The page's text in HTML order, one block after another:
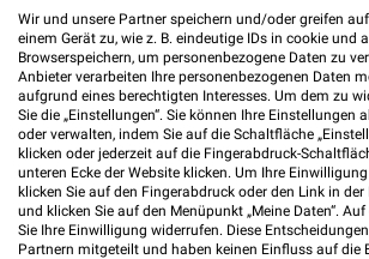
Jetzt alle "Handy & Smartphone" Themen
Wir und unsere Partner speichern und/oder greifen
einem Gerät zu, wie z. B. eindeutige IDs in cookie und
Browserspeichern, um personenbezogene Daten zu
Anbieter verarbeiten Ihre personenbezogenen Daten
aufgrund eines berechtigten Interesses. Um dem zu
Sie die „Einstellungen“. Sie können Ihre Einstellungen
oder verwalten, indem Sie auf die Schaltfläche
klicken oder jederzeit auf die Fingerabdruck-
unteren Ecke der Website klicken. Um Ihre
klicken Sie auf den Fingerabdruck oder den Link in der
und klicken Sie auf den Menüpunkt „Meine Daten“.
Sie Ihre Einwilligung widerrufen. Diese
Partnern mitgeteilt und haben keinen Einfluss auf die